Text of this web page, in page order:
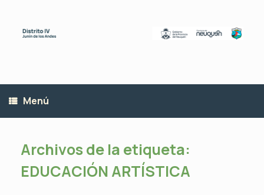
contenido
Menú
Archivos de la etiqueta:
EDUCACIÓN ARTÍSTICA